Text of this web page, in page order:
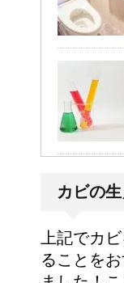
カビの
上記でカ
ることを